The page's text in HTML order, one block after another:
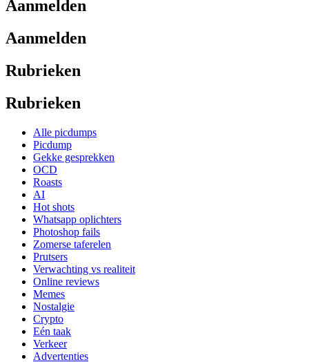
Aanmelden
Aanmelden
Rubrieken
Rubrieken
Alle picdumps
Picdump
Gekke gesprekken
OCD
Roasts
AI
Hot shots
Whatsapp oplichters
Photoshop fails
Zomerse taferelen
Prutsers
Verwachting vs realiteit
Online reviews
Memes
Nostalgie
Crypto
Eén taak
Verkeer
Advertenties